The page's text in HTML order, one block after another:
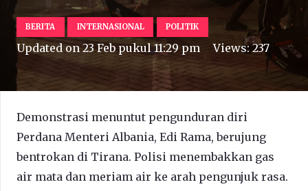
BERITA INTERNASIONAL POLITIK
Updated on23 Feb pukul 11:29 pm Views:237
Demonstrasi menuntut pengunduran diri
Perdana Menteri Albania, Edi Rama, berujung
bentrokan di Tirana. Polisi menembakkan gas
air mata dan meriam air ke arah pengunjuk rasa.